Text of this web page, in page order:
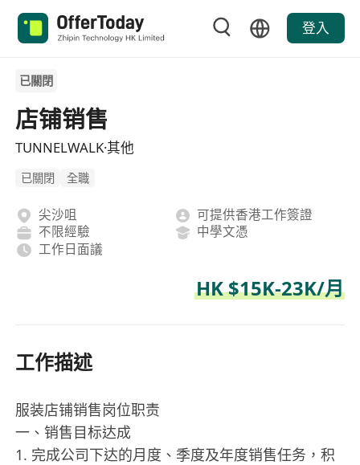
登入
已關閉
店铺销售
TUNNELWALK·其他
已關閉 全職
尖沙咀
可提供香港工作簽證
不限經驗
中學文憑
工作日面議
HK $15K-23K/月
工作描述
服装店铺销售岗位职责
一、销售目标达成
1. 完成公司下达的月度、季度及年度销售任务，积